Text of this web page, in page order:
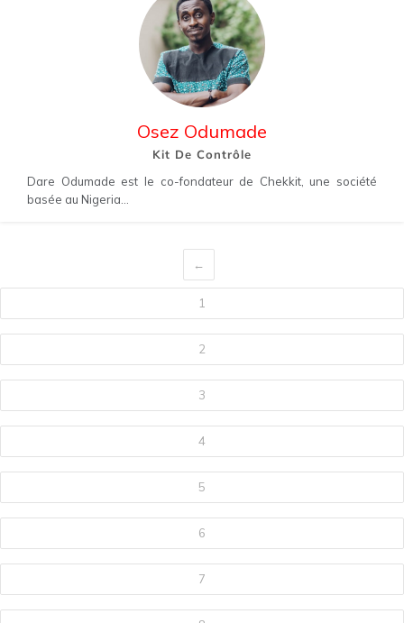
Osez Odumade
Kit De Contrôle
Dare Odumade est le co-fondateur de Chekkit, une société
basée au Nigeria...
←
1
2
3
4
5
6
7